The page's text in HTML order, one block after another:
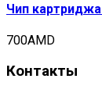
Чип картриджа
700AMD
Контакты